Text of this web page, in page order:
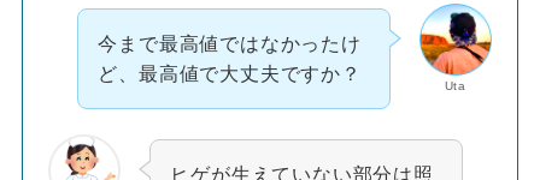
Uta
今まで最高値ではなかったけ
ど、最高値で大丈夫ですか？
ヒゲが生えていない部分は照